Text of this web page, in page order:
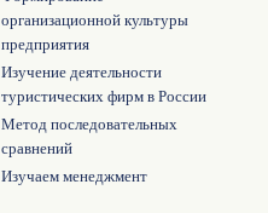
организационной культуры
предприятия
Изучение деятельности
туристических фирм в России
Метод последовательных
сравнений
Изучаем менеджмент